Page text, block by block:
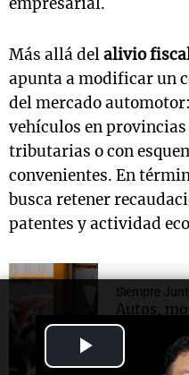
Más allá delalivio
apunta a modificar un
del mercado
vehículos en provincias
tributarias o con
convenientes. En
busca retener
patentes y actividad
Siempre
Autos,
subastan